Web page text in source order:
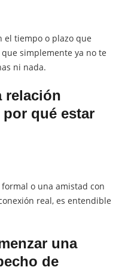
el tiempo o plazo que
simplemente ya no te
ni nada.
relación
qué estar
o una amistad con
real, es entendible
una
de